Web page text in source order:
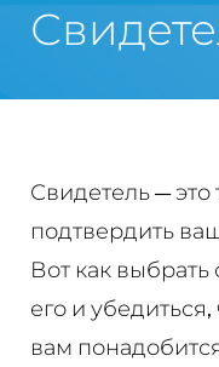
Свидетель — это
подтвердить
Вот как выбрать
его и
вам